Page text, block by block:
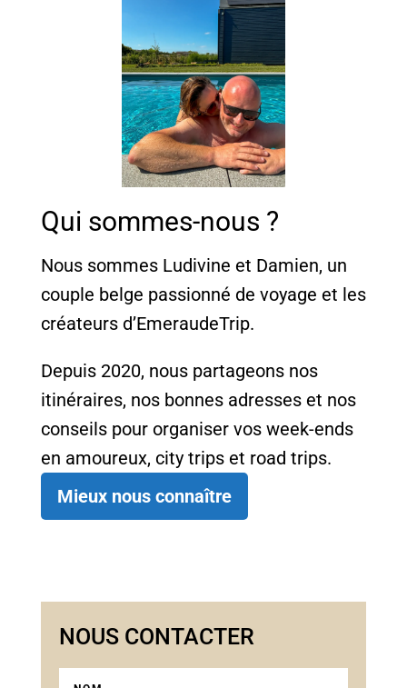
Qui sommes-nous ?
Nous sommes Ludivine et Damien, un
couple belge passionné de voyage et les
créateurs d’EmeraudeTrip.
Depuis 2020, nous partageons nos
itinéraires, nos bonnes adresses et nos
conseils pour organiser vos week-ends
en amoureux, city trips et road trips.
Mieux nous connaître
NOUS CONTACTER